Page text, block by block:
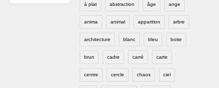
à plat abstraction âge ange
anima animal apparition arbre
architecture blanc bleu boite
brun cadre carré carte
centre cercle chaos ciel